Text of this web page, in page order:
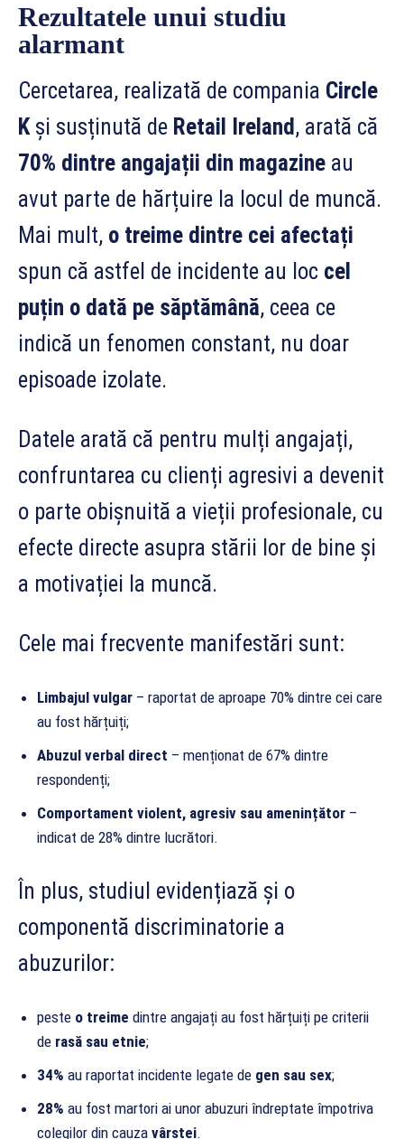
Rezultatele unui studiu
alarmant
Cercetarea, realizată de compania Circle
K și susținută de Retail Ireland, arată că
70% dintre angajații din magazine au
avut parte de hărțuire la locul de muncă.
Mai mult, o treime dintre cei afectați
spun că astfel de incidente au loc cel
puțin o dată pe săptămână, ceea ce
indică un fenomen constant, nu doar
episoade izolate.
Datele arată că pentru mulți angajați,
confruntarea cu clienți agresivi a devenit
o parte obișnuită a vieții profesionale, cu
efecte directe asupra stării lor de bine și
a motivației la muncă.
Cele mai frecvente manifestări sunt:
Limbajul vulgar – raportat de aproape 70% dintre cei care
au fost hărțuiți;
Abuzul verbal direct – menționat de 67% dintre
respondenți;
Comportament violent, agresiv sau amenințător –
indicat de 28% dintre lucrători.
În plus, studiul evidențiază și o
componentă discriminatorie a
abuzurilor:
peste o treime dintre angajați au fost hărțuiți pe criterii
de rasă sau etnie;
34% au raportat incidente legate de gen sau sex;
28% au fost martori ai unor abuzuri îndreptate împotriva
colegilor din cauza vârstei.